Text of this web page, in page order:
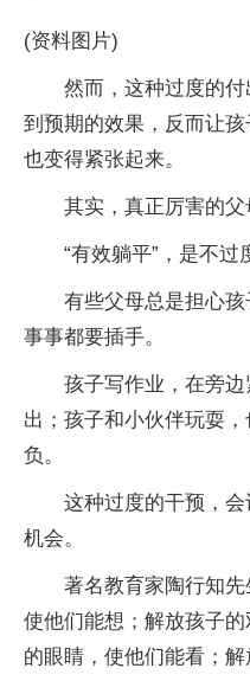
(资料图片)
然而，这种过度的
到预期的效果，反而让
也变得紧张起来。
其实，真正厉害的父
“有效躺平”，是不过
有些父母总是担心
事事都要插手。
孩子写作业，在旁
出；孩子和小伙伴玩耍
负。
这种过度的干预，
机会。
著名教育家陶行知先
使他们能想；解放孩子
的眼睛，使他们能看；